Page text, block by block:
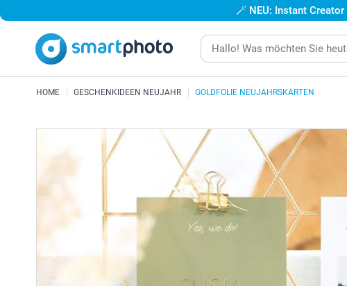
🪄 NEU: Instant Creator
HOME GESCHENKIDEEN NEUJAHR GOLDFOLIE NEUJAHRSKARTEN